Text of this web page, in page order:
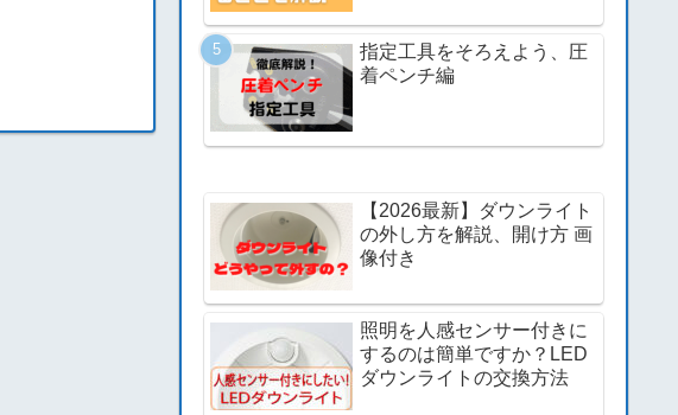
指定工具をそろえよう、圧
着ペンチ編
【2026最新】ダウンライト
の外し方を解説、開け方 画
像付き
照明を人感センサー付きに
するのは簡単ですか？LED
ダウンライトの交換方法